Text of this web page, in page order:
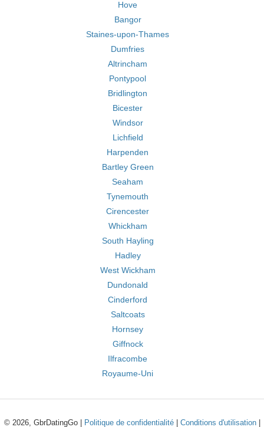
Hove
Bangor
Staines-upon-Thames
Dumfries
Altrincham
Pontypool
Bridlington
Bicester
Windsor
Lichfield
Harpenden
Bartley Green
Seaham
Tynemouth
Cirencester
Whickham
South Hayling
Hadley
West Wickham
Dundonald
Cinderford
Saltcoats
Hornsey
Giffnock
Ilfracombe
Royaume-Uni
© 2026, GbrDatingGo | Politique de confidentialité| Conditions d'utilisation|